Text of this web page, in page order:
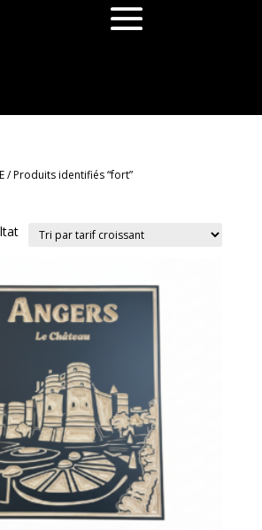
/ Produits identifiés “fort”